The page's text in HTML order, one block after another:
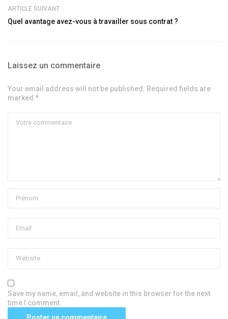
ARTICLE SUIVANT
Quel avantage avez-vous à travailler sous contrat ?
Laissez un commentaire
Your email address will not be published. Required fields are
marked *
Save my name, email, and website in this browser for the next
time I comment.